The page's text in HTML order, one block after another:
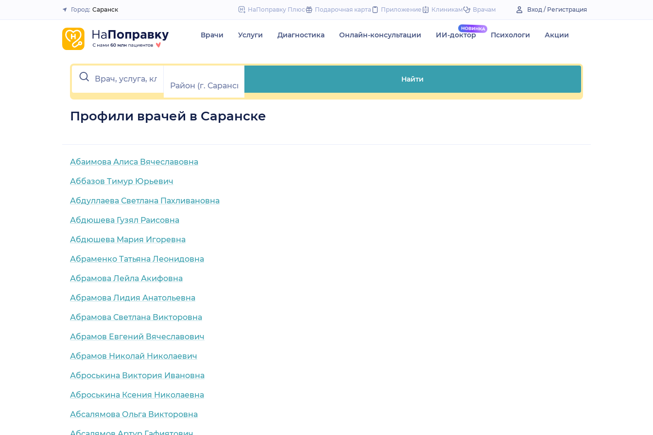
to
Закрыть
Город: Саранск НаПоправку Плюс Подарочная карта Приложение Клиникам Врачам Вход / Регистрация
Врачи Услуги Диагностика Онлайн-консультации ИИ-доктор Психологи Акции
Найти
Профили врачей в Саранске
Абаимова Алиса Вячеславовна
Аббазов Тимур Юрьевич
Абдуллаева Светлана Пахливановна
Абдюшева Гузял Раисовна
Абдюшева Мария Игоревна
Абраменко Татьяна Леонидовна
Абрамова Лейла Акифовна
Абрамова Лидия Анатольевна
Абрамова Светлана Викторовна
Абрамов Евгений Вячеславович
Абрамов Николай Николаевич
Аброськина Виктория Ивановна
Аброськина Ксения Николаевна
Абсалямова Ольга Викторовна